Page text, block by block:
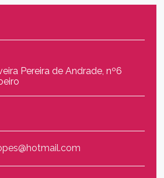
Pereira de Andrade, nº6